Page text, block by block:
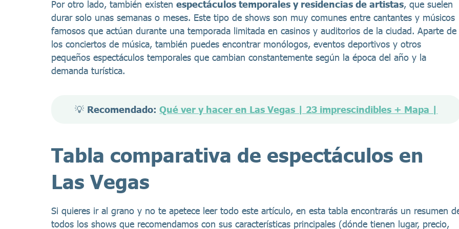
Por otro lado, también existen espectáculos temporales y residencias de artistas, que suelen
durar solo unas semanas o meses. Este tipo de shows son muy comunes entre cantantes y músicos
famosos que actúan durante una temporada limitada en casinos y auditorios de la ciudad. Aparte de
los conciertos de música, también puedes encontrar monólogos, eventos deportivos y otros
pequeños espectáculos temporales que cambian constantemente según la época del año y la
demanda turística.
💡 Recomendado: Qué ver y hacer en Las Vegas | 23 imprescindibles + Mapa |
Tabla comparativa de espectáculos en
Las Vegas
Si quieres ir al grano y no te apetece leer todo este artículo, en esta tabla encontrarás un resumen
todos los shows que recomendamos con sus características principales (dónde tienen lugar, precio,